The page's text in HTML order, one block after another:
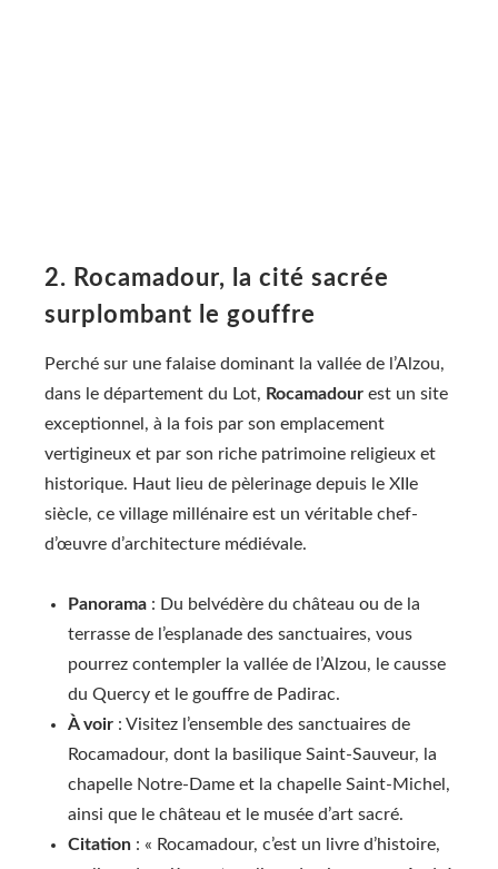
2. Rocamadour, la cité sacrée
surplombant le gouffre
Perché sur une falaise dominant la vallée de l’Alzou,
dans le département du Lot, Rocamadour est un site
exceptionnel, à la fois par son emplacement
vertigineux et par son riche patrimoine religieux et
historique. Haut lieu de pèlerinage depuis le XIIe
siècle, ce village millénaire est un véritable chef-
d’œuvre d’architecture médiévale.
Panorama : Du belvédère du château ou de la
terrasse de l’esplanade des sanctuaires, vous
pourrez contempler la vallée de l’Alzou, le causse
du Quercy et le gouffre de Padirac.
À voir : Visitez l’ensemble des sanctuaires de
Rocamadour, dont la basilique Saint-Sauveur, la
chapelle Notre-Dame et la chapelle Saint-Michel,
ainsi que le château et le musée d’art sacré.
Citation : « Rocamadour, c’est un livre d’histoire,